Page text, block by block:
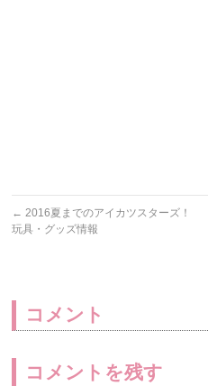
← 2016夏までのアイカツスターズ！
玩具・グッズ情報
コメント
コメントを残す